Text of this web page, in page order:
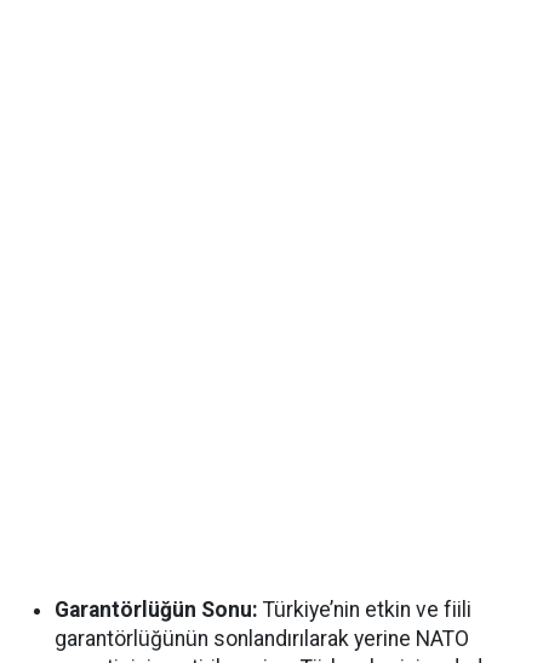
Garantörlüğün Sonu: Türkiye’nin etkin ve fiili
garantörlüğünün sonlandırılarak yerine NATO